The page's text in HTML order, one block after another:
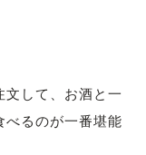
文して、お酒と一
べるのが一番堪能